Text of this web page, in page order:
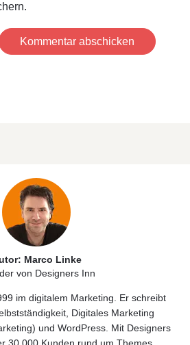
Kommentar abschicken
Marco Linke
von Designers Inn
im digitalem Marketing. Er schreibt
, Digitales Marketing
und WordPress . Mit Designers